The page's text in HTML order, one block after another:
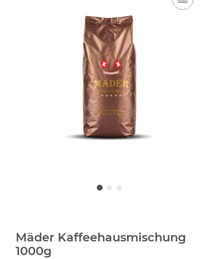
Mäder Kaffeehausmischung
1000g